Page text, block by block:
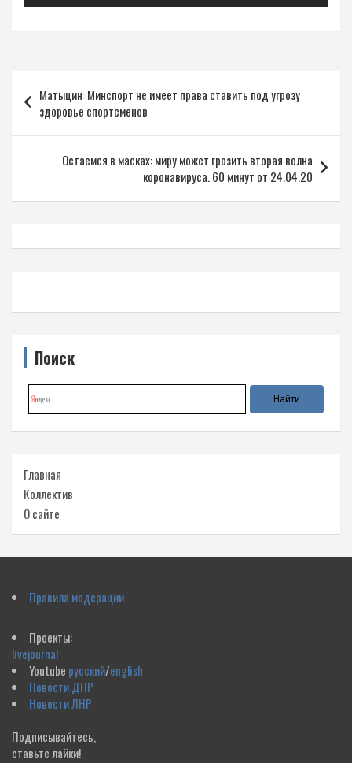
по
записям
Матыцин: Минспорт не имеет права ставить под угрозу
здоровье спортсменов
Остаемся в масках: миру может грозить вторая волна
коронавируса. 60 минут от 24.04.20
Поиск
Главная
Коллектив
О сайте
Правила модерации
Проекты:
livejournal
Youtube русский/english
Новости ДНР
Новости ЛНР
Подписывайтесь,
ставьте лайки!